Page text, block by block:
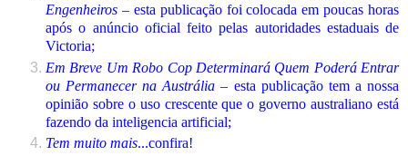
Engenheiros – esta publicação foi colocada em poucas horas
após o anúncio oficial feito pelas autoridades estaduais de
Victoria;
Em Breve Um Robo Cop Determinará Quem Poderá Entrar
ou Permanecer na Austrália – esta publicação tem a nossa
opinião sobre o uso crescente que o governo australiano está
fazendo da inteligencia artificial;
Tem muito mais...confira!